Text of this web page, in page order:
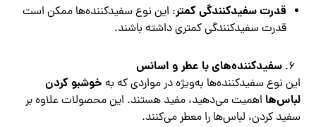
قدرت سفیدکنندگی کمتر: این نوع سفیدکننده‌ها ممکن است
قدرت سفیدکنندگی کمتری داشته باشند.
سفیدکننده‌های با عطر و اسانس
این نوع سفیدکننده‌ها به‌ویژه در مواردی که به خوشبو کردن
لباس‌ها اهمیت می‌دهید، مفید هستند. این محصولات علاوه بر
سفید کردن، لباس‌ها را معطر می‌کنند.